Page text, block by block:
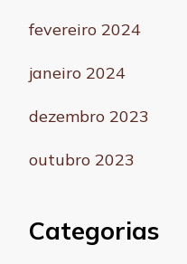
fevereiro 2024
janeiro 2024
dezembro 2023
outubro 2023
Categorias